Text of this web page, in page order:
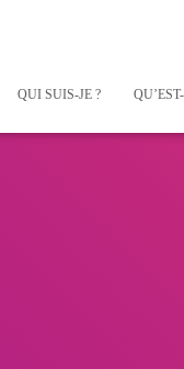
QUI SUIS-JE ?